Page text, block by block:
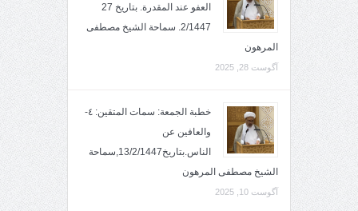
العفو عند المقدرة. بتاريخ 27
2/1447. سماحة الشيخ مصطفى
المرهون
آگوست 28, 2025
خطبة الجمعة: سمات المتقين: ٤-
والعافين عن
الناس.بتاريخ13/2/1447,سماحة
الشيخ مصطفى المرهون
آگوست 10, 2025